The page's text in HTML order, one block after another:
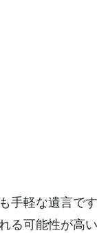
軽な遺言です
る可能性が高